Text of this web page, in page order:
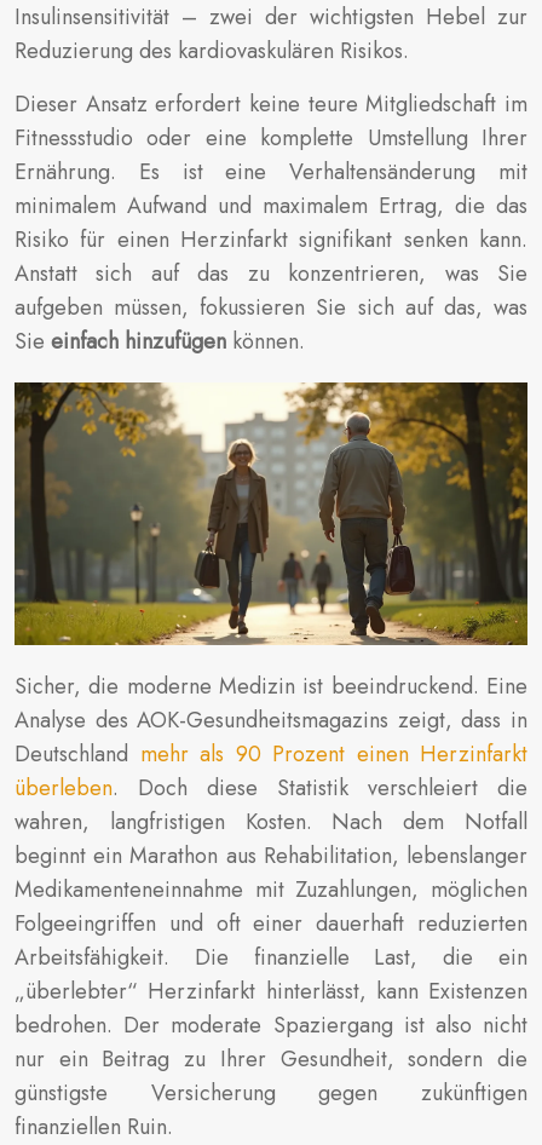
Insulinsensitivität – zwei der wichtigsten Hebel zur
Reduzierung des kardiovaskulären Risikos.
Dieser Ansatz erfordert keine teure Mitgliedschaft im
Fitnessstudio oder eine komplette Umstellung Ihrer
Ernährung. Es ist eine Verhaltensänderung mit
minimalem Aufwand und maximalem Ertrag, die das
Risiko für einen Herzinfarkt signifikant senken kann.
Anstatt sich auf das zu konzentrieren, was Sie
aufgeben müssen, fokussieren Sie sich auf das, was
Sie einfach hinzufügen können.
Sicher, die moderne Medizin ist beeindruckend. Eine
Analyse des AOK-Gesundheitsmagazins zeigt, dass in
Deutschland mehr als 90 Prozent einen Herzinfarkt
überleben. Doch diese Statistik verschleiert die
wahren, langfristigen Kosten. Nach dem Notfall
beginnt ein Marathon aus Rehabilitation, lebenslanger
Medikamenteneinnahme mit Zuzahlungen, möglichen
Folgeeingriffen und oft einer dauerhaft reduzierten
Arbeitsfähigkeit. Die finanzielle Last, die ein
„überlebter“ Herzinfarkt hinterlässt, kann Existenzen
bedrohen. Der moderate Spaziergang ist also nicht
nur ein Beitrag zu Ihrer Gesundheit, sondern die
günstigste Versicherung gegen zukünftigen
finanziellen Ruin.